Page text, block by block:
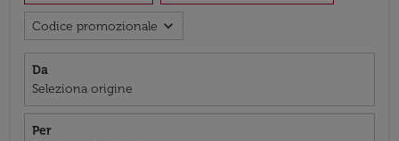
Codice promozionale expand_more
Da
Seleziona origine
Per